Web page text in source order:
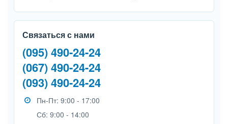
Связаться с нами
(095) 490-24-24
(067) 490-24-24
(093) 490-24-24
Пн-Пт: 9:00 - 17:00
Сб: 9:00 - 14:00